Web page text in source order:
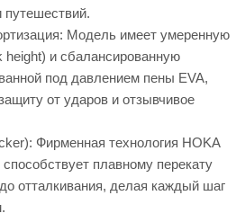
путешествий.
Модель имеет умеренную
и сбалансированную
под давлением пены EVA,
от ударов и отзывчивое
Фирменная технология HOKA
плавному перекату
отталкивания, делая каждый шаг